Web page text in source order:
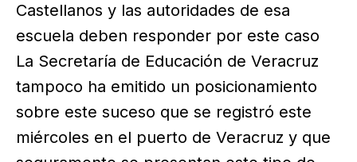
Castellanos y las autoridades de esa
escuela deben responder por este caso
La Secretaría de Educación de Veracruz
tampoco ha emitido un posicionamiento
sobre este suceso que se registró este
miércoles en el puerto de Veracruz y que